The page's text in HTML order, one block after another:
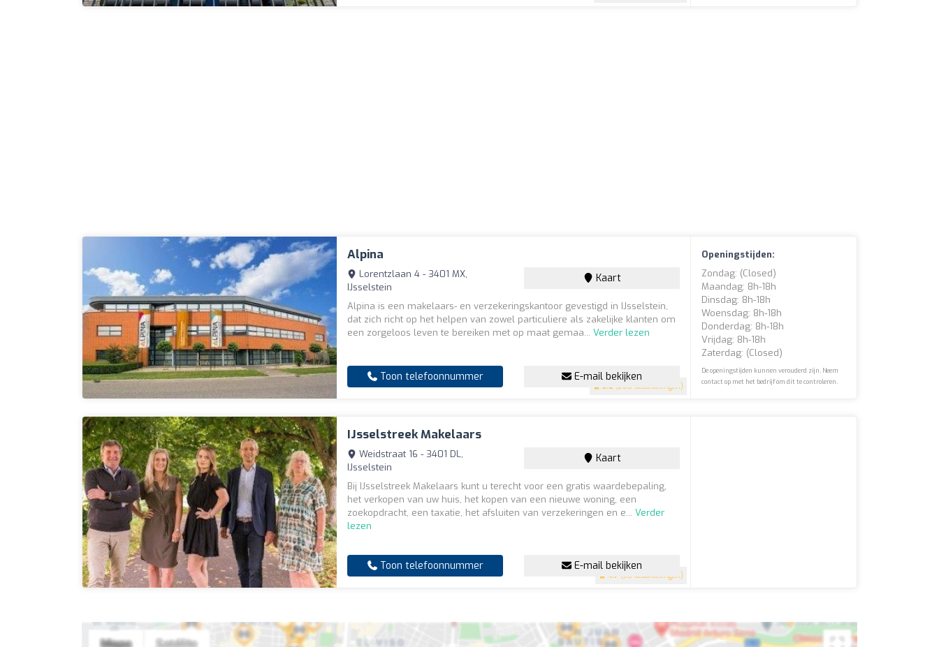
Alpina
3.2 (200 beoordelingen)
Lorentzlaan 4 - 3401 MX,
IJsselstein
Kaart
Alpina is een makelaars- en verzekeringskantoor gevestigd in IJsselstein,
dat zich richt op het helpen van zowel particuliere als zakelijke klanten om
een zorgeloos leven te bereiken met op maat gemaa...Verder lezen
Toon telefoonnummer E-mail bekijken
Openingstijden:
Zondag: (closed)
Maandag: 8h-18h
Dinsdag: 8h-18h
Woensdag: 8h-18h
Donderdag: 8h-18h
Vrijdag: 8h-18h
Zaterdag: (closed)
De openingstijden kunnen verouderd zijn. Neem
contact op met het bedrijf om dit te controleren.
IJsselstreek Makelaars
4.7 (30 beoordelingen)
Weidstraat 16 - 3401 DL,
IJsselstein
Kaart
Bij IJsselstreek Makelaars kunt u terecht voor een gratis waardebepaling,
het verkopen van uw huis, het kopen van een nieuwe woning, een
zoekopdracht, een taxatie, het afsluiten van verzekeringen en e...Verder
lezen
Toon telefoonnummer E-mail bekijken